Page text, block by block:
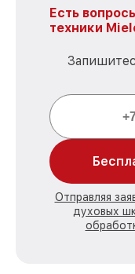
Есть
техники
Отправляя
духовых